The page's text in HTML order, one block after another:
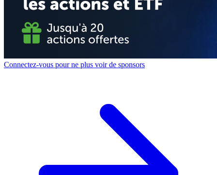
Connectez-vous pour ne plus voir de sponsors